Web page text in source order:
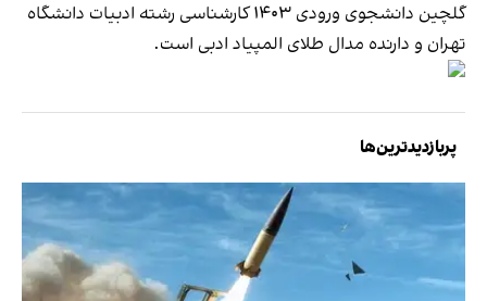
گلچین دانشجوی ورودی ۱۴۰۳ کارشناسی رشته ادبیات دانشگاه
تهران و دارنده مدال طلای المپیاد ادبی است.
پربازدیدترین‌ها